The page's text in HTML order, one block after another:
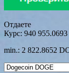
Отдаете
Курс: 940
min.: 2 822.8652